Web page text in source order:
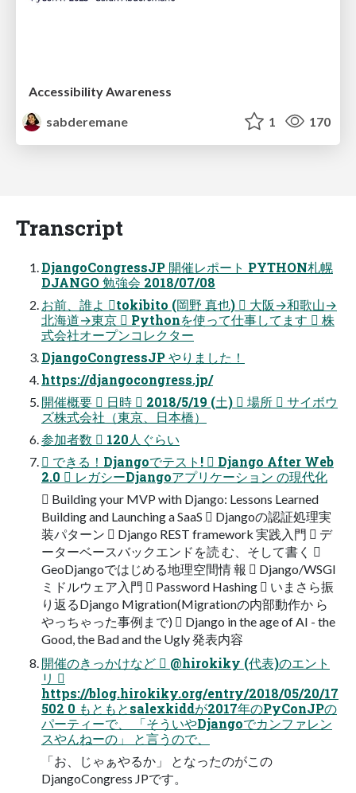
Accessibility Awareness
sabderemane
1 170
Transcript
DjangoCongressJP 開催レポート PYTHON札幌
DJANGO 勉強会 2018/07/08
お前、誰よ tokibito (岡野 真也)  大阪→和歌山→
北海道→東京  Pythonを使って仕事してます  株
式会社オープンコレクター
DjangoCongressJP やりました！
https://djangocongress.jp/
開催概要  日時  2018/5/19 (土)  場所  サイボウ
ズ株式会社（東京、日本橋）
参加者数  120人ぐらい
 できる！Djangoでテスト!  Django After Web
2.0  レガシーDjangoアプリケーション の現代化
 Building your MVP with Django: Lessons Learned
Building and Launching a SaaS  Djangoの認証処理実
装パターン  Django REST framework 実践入門  デ
ーターベースバックエンドを読 む、そして書く 
GeoDjangoではじめる地理空間情 報  Django/WSGI
ミドルウェア入門  Password Hashing  いまさら振
り返るDjango Migration(Migrationの内部動作か ら
やっちゃった事例まで)  Django in the age of AI - the
Good, the Bad and the Ugly 発表内容
開催のきっかけなど  @hirokiky (代表)のエント
リ 
https://blog.hirokiky.org/entry/2018/05/20/17
502 0 もともとsalexkiddが2017年のPyConJPの
パーティーで、 「そういやDjangoでカンファレン
スやんねーの」 と言うので、
「お、じゃぁやるか」 となったのがこの
DjangoCongress JPです。